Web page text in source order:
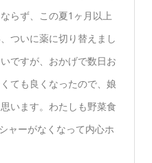
らず、この夏1ヶ月以上
ついに薬に切り替えまし
ですが、おかげで数日お
ても良くなったので、娘
います。わたしも野菜食
ャーがなくなって内心ホ